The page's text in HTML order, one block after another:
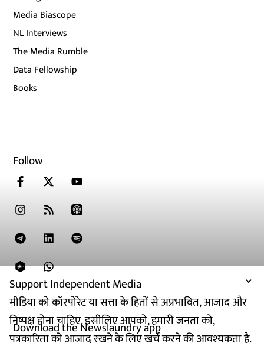
Support Independent Media
मीडिया को कॉरपोरेट या सत्ता के हितों से अप्रभावित, आजाद और
निष्पक्ष होना चाहिए. इसीलिए आपको, हमारी जनता को,
पत्रकारिता को आजाद रखने के लिए खर्च करने की आवश्यकता है.
Media Biascope
NL Interviews
The Media Rumble
Data Fellowship
Books
Follow
Download the Newslaundry app